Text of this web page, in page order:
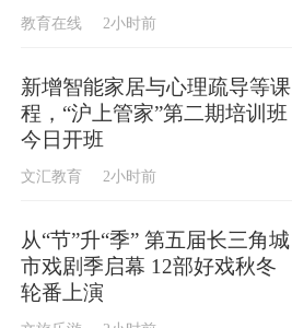
教育在线 2小时前
新增智能家居与心理疏导等课
程，“沪上管家”第二期培训班
今日开班
文汇教育 2小时前
从“节”升“季” 第五届长三角城
市戏剧季启幕 12部好戏秋冬
轮番上演